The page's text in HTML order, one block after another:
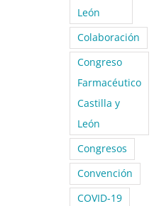
León
Colaboración
Congreso
Farmacéutico
Castilla y
León
Congresos
Convención
COVID-19